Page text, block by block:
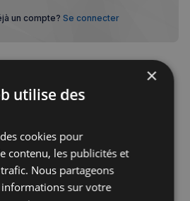
un compte? Se connecter
×
utilise des
cookies pour
contenu, les publicités et
Nous partageons
informations sur votre